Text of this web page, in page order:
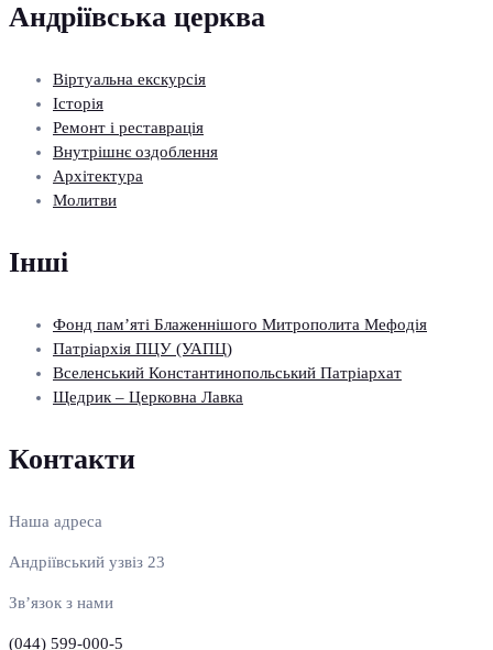
Андріївська церква
Віртуальна екскурсія
Історія
Ремонт і реставрація
Внутрішнє оздоблення
Архітектура
Молитви
Інші
Фонд пам’яті Блаженнішого Митрополита Мефодія
Патріархія ПЦУ (УАПЦ)
Вселенський Константинопольський Патріархат
Щедрик – Церковна Лавка
Контакти
Наша адреса
Андріївський узвіз 23
Зв’язок з нами
(044) 599-000-5